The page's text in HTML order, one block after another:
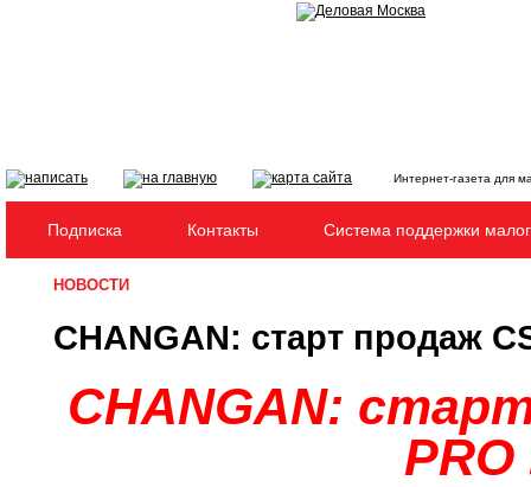
Интернет-газета для
Подписка Контакты Система поддержки
НОВОСТИ
CHANGAN: старт продаж
CHANGAN:
PRO